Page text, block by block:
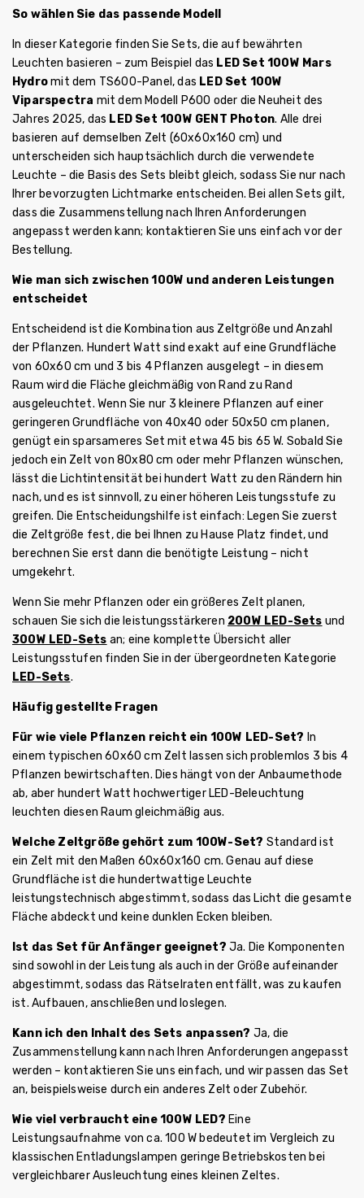
So wählen Sie das passende Modell
In dieser Kategorie finden Sie Sets, die auf bewährten
Leuchten basieren – zum Beispiel das LED Set 100W Mars
Hydromit dem TS600-Panel, das LED Set 100W
Viparspectra mit dem Modell P600 oder die Neuheit des
Jahres 2025, das LED Set 100W GENT Photon. Alle drei
basieren auf demselben Zelt (60x60x160 cm) und
unterscheiden sich hauptsächlich durch die verwendete
Leuchte – die Basis des Sets bleibt gleich, sodass Sie nur nach
Ihrer bevorzugten Lichtmarke entscheiden. Bei allen Sets gilt,
dass die Zusammenstellung nach Ihren Anforderungen
angepasst werden kann; kontaktieren Sie uns einfach vor der
Bestellung.
Wie man sich zwischen 100W und anderen Leistungen
entscheidet
Entscheidend ist die Kombination aus Zeltgröße und Anzahl
der Pflanzen. Hundert Watt sind exakt auf eine Grundfläche
von 60x60 cm und 3 bis 4 Pflanzen ausgelegt – in diesem
Raum wird die Fläche gleichmäßig von Rand zu Rand
ausgeleuchtet. Wenn Sie nur 3 kleinere Pflanzen auf einer
geringeren Grundfläche von 40x40 oder 50x50 cm planen,
genügt ein sparsameres Set mit etwa 45 bis 65 W. Sobald Sie
jedoch ein Zelt von 80x80 cm oder mehr Pflanzen wünschen,
lässt die Lichtintensität bei hundert Watt zu den Rändern hin
nach, und es ist sinnvoll, zu einer höheren Leistungsstufe zu
greifen. Die Entscheidungshilfe ist einfach: Legen Sie zuerst
die Zeltgröße fest, die bei Ihnen zu Hause Platz findet, und
berechnen Sie erst dann die benötigte Leistung – nicht
umgekehrt.
Wenn Sie mehr Pflanzen oder ein größeres Zelt planen,
schauen Sie sich die leistungsstärkeren 200W LED-Sets und
300W LED-Sets an; eine komplette Übersicht aller
Leistungsstufen finden Sie in der übergeordneten Kategorie
LED-Sets.
Häufig gestellte Fragen
Für wie viele Pflanzen reicht ein 100W LED-Set? In
einem typischen 60x60 cm Zelt lassen sich problemlos 3 bis 4
Pflanzen bewirtschaften. Dies hängt von der Anbaumethode
ab, aber hundert Watt hochwertiger LED-Beleuchtung
leuchten diesen Raum gleichmäßig aus.
Welche Zeltgröße gehört zum 100W-Set? Standard ist
ein Zelt mit den Maßen 60x60x160 cm. Genau auf diese
Grundfläche ist die hundertwattige Leuchte
leistungstechnisch abgestimmt, sodass das Licht die gesamte
Fläche abdeckt und keine dunklen Ecken bleiben.
Ist das Set für Anfänger geeignet? Ja. Die Komponenten
sind sowohl in der Leistung als auch in der Größe aufeinander
abgestimmt, sodass das Rätselraten entfällt, was zu kaufen
ist. Aufbauen, anschließen und loslegen.
Kann ich den Inhalt des Sets anpassen? Ja, die
Zusammenstellung kann nach Ihren Anforderungen angepasst
werden – kontaktieren Sie uns einfach, und wir passen das Set
an, beispielsweise durch ein anderes Zelt oder Zubehör.
Wie viel verbraucht eine 100W LED? Eine
Leistungsaufnahme von ca. 100 W bedeutet im Vergleich zu
klassischen Entladungslampen geringe Betriebskosten bei
vergleichbarer Ausleuchtung eines kleinen Zeltes.